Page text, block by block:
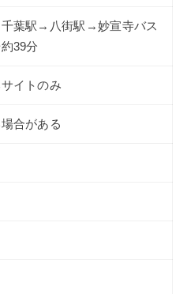
葉駅→八街駅→妙宣寺バス
39分
イトのみ
合がある